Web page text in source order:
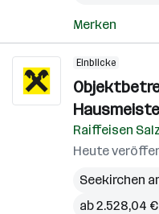
Merken
Einblicke
Raiffeisen
Heute
Seekirchen
ab 2.528,04